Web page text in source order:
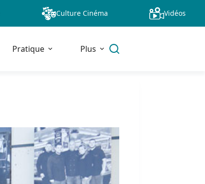
Culture Cinéma Vidéos
Pratique Plus